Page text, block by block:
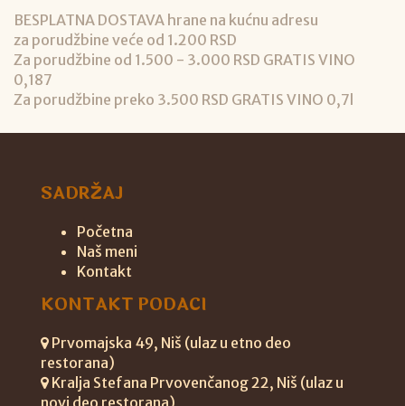
BESPLATNA DOSTAVA hrane na kućnu adresu
za porudžbine veće od 1.200 RSD
Za porudžbine od 1.500 - 3.000 RSD GRATIS VINO
0,187
Za porudžbine preko 3.500 RSD GRATIS VINO 0,7l
SADRŽAJ
Početna
Naš meni
Kontakt
KONTAKT PODACI
Prvomajska 49, Niš (ulaz u etno deo
restorana)
Kralja Stefana Prvovenčanog 22, Niš (ulaz u
novi deo restorana)